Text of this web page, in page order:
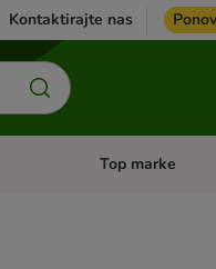
Kontaktirajte nas
Pregled kategorija:
Top marke